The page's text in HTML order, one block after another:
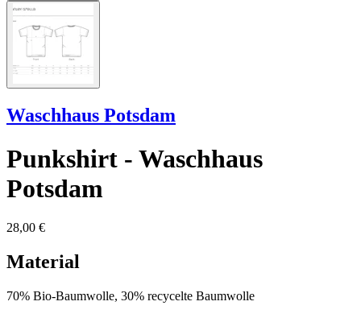
Waschhaus Potsdam
Punkshirt - Waschhaus
Potsdam
28,00 €
Material
70% Bio-Baumwolle, 30% recycelte Baumwolle